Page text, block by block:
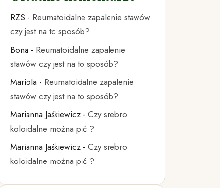
RZS - Reumatoidalne zapalenie stawów
czy jest na to sposób?
Bona - Reumatoidalne zapalenie
stawów czy jest na to sposób?
Mariola - Reumatoidalne zapalenie
stawów czy jest na to sposób?
Marianna Jaśkiewicz - Czy srebro
koloidalne można pić ?
Marianna Jaśkiewicz - Czy srebro
koloidalne można pić ?